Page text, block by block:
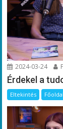
2024-03-24
Érdekel a
Eltekintés Főoldal